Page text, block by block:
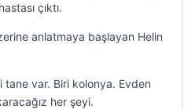
çıktı.
anlatmaya başlayan Helin
tane var. Biri kolonya. Evden
her şeyi.